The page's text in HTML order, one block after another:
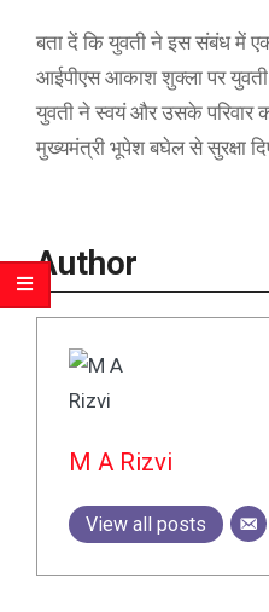
बता दें कि युवती ने इस संबंध में एक
आईपीएस आकाश शुक्ला पर युवती
युवती ने स्वयं और उसके परिवार
मुख्यमंत्री भूपेश बघेल से सुरक्षा
Author
M A Rizvi
View all posts